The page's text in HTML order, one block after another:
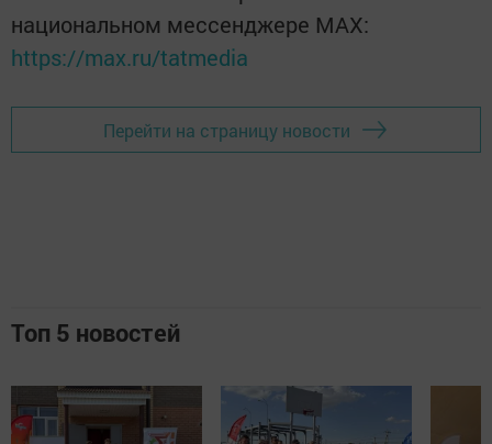
национальном мессенджере MАХ:
https://max.ru/tatmedia
Перейти на страницу новости
Топ 5 новостей